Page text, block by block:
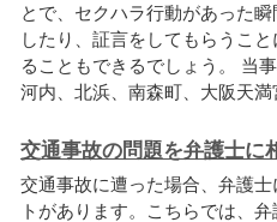
とで、セクハラ行動があった
したり、証言をしてもらうこ
ることもできるでしょう。 当
河内、北浜、南森町、大阪天
交通事故の問題を弁護士に
交通事故に遭った場合、弁護士
トがあります。こちらでは、弁